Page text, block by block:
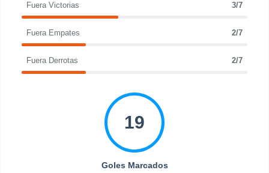
Fuera Victorias 3/7
Fuera Empates 2/7
Fuera Derrotas 2/7
19
Goles Marcados